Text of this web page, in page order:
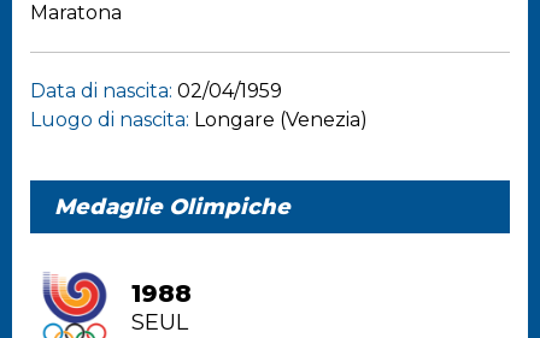
Maratona
Data di nascita: 02/04/1959
Luogo di nascita: Longare (Venezia)
Medaglie Olimpiche
1988
SEUL